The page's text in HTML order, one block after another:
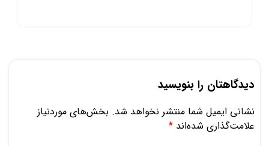
دیدگاهتان را بنویسید
نشانی ایمیل شما منتشر نخواهد شد. بخش‌های موردنیاز
علامت‌گذاری شده‌اند *